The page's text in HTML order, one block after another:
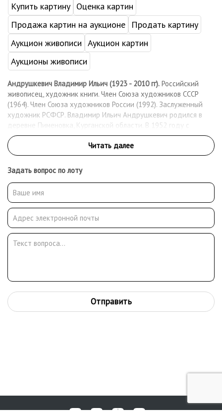
Купить картину Оценка картин
Продажа картин на аукционе
Продать картину
Аукцион живописи Аукцион картин
Аукционы живописи
Андрушкевич Владимир Ильич (1923 - 2010 гг). Российский
живописец, художник книги. Член Союза художников СССР
(1964). Член Союза художников России (1992). Заслуженный
художник РСФСР. Владимир Ильич Андрушкевич родился в
деревне Пименовка, Курганской области. В 1952 году с
отличием окончил Московскую художественную студию для
инвалидов ВОВ. В 1958 году окончил Московский
художественный институт им. В. И. Сурикова (МГХИ,
мастерская Б. А. Дехтерева) по специальности иллюстратор и
оформитель книги. С 1958 года постоянный участник
различных художественных выставок. При активном
содействии Владимира Ильича в 1980 году организовано
творческое объединение художников Пушкинского района, в
котором он являлся председателем. Владимир Андрушкевич
был активным участником всесоюзных, республиканских,
зональных и областных выставок. Его живописные и
графические работы находятся более чем в ста музеях,
Задать вопрос по лоту
Отправить